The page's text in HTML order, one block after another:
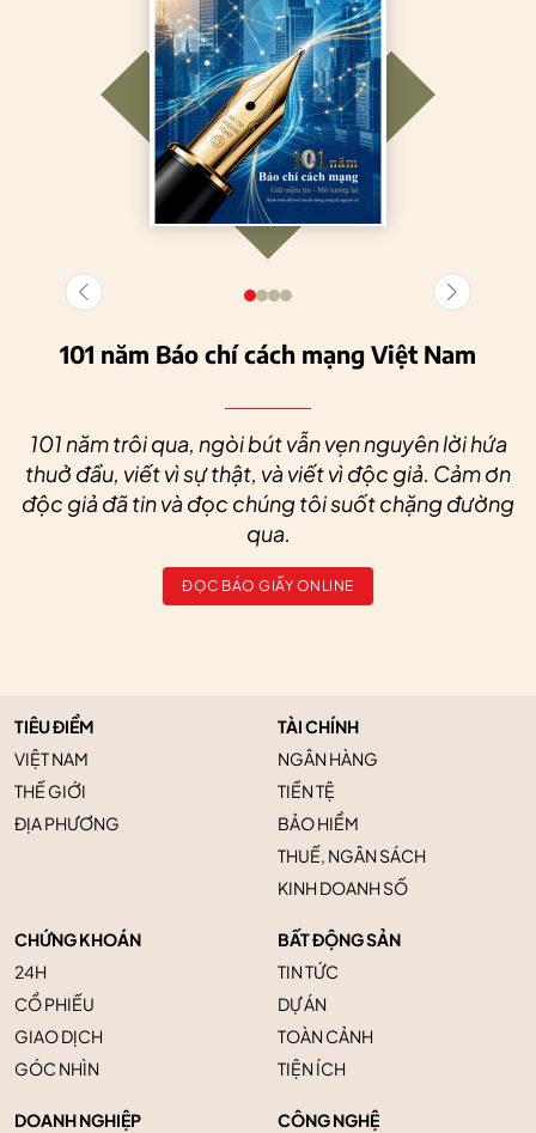
101 năm Báo chí cách mạng Việt Nam
101 năm trôi qua, ngòi bút vẫn vẹn nguyên lời hứa
thuở đầu, viết vì sự thật, và viết vì độc giả. Cảm ơn
độc giả đã tin và đọc chúng tôi suốt chặng đường
qua.
ĐỌC BÁO GIẤY ONLINE
TIÊU ĐIỂM
VIỆT NAM
THẾ GIỚI
ĐỊA PHƯƠNG
TÀI CHÍNH
NGÂN HÀNG
TIỀN TỆ
BẢO HIỂM
THUẾ, NGÂN SÁCH
KINH DOANH SỐ
CHỨNG KHOÁN
24H
CỔ PHIẾU
GIAO DỊCH
GÓC NHÌN
BẤT ĐỘNG SẢN
TIN TỨC
DỰ ÁN
TOÀN CẢNH
TIỆN ÍCH
DOANH NGHIỆP
CÔNG NGHỆ